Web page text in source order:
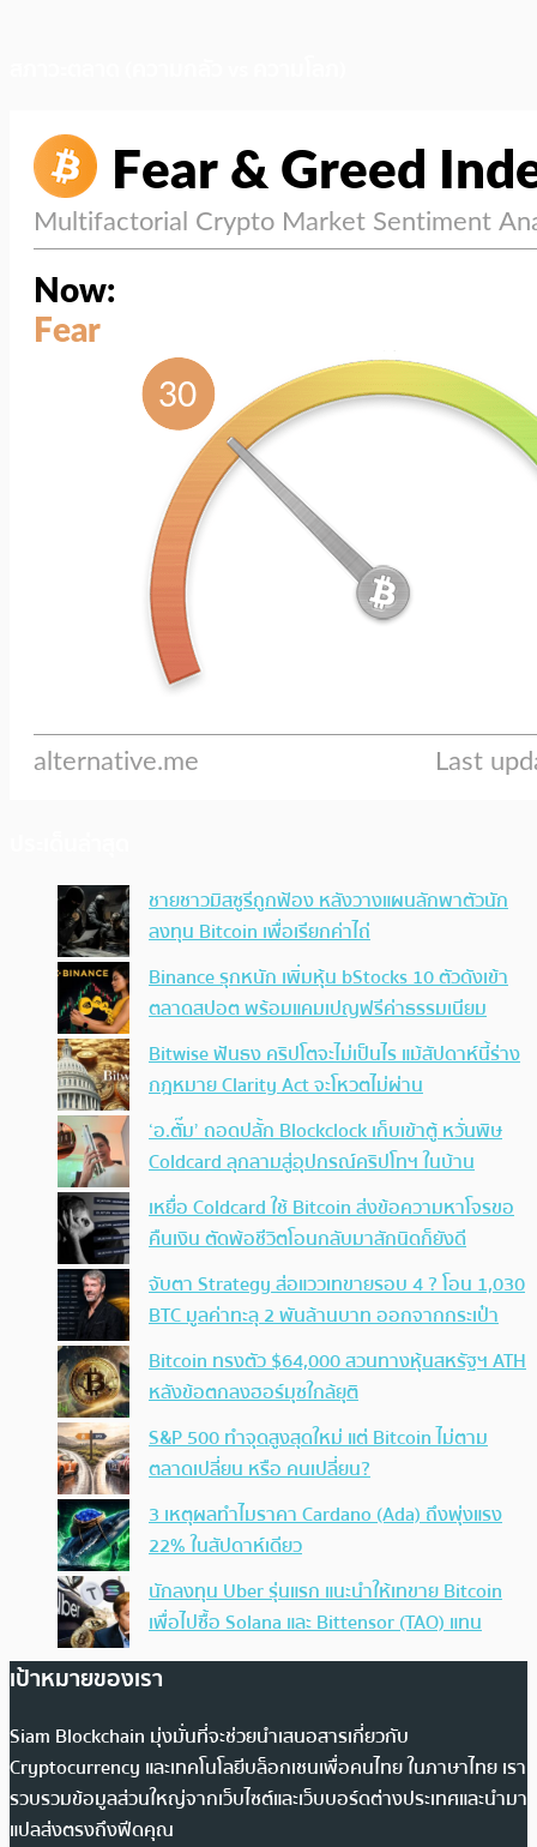
ชายชาวมิสซูรีถูกฟ้อง หลังวางแผนลักพาตัวนัก
ลงทุน Bitcoin เพื่อเรียกค่าไถ่
Binance รุกหนัก เพิ่มหุ้น bStocks 10 ตัวดังเข้า
ตลาดสปอต พร้อมแคมเปญฟรีค่าธรรมเนียม
Bitwise ฟันธง คริปโตจะไม่เป็นไร แม้สัปดาห์นี้ร่าง
กฎหมาย Clarity Act จะโหวตไม่ผ่าน
‘อ.ตั๊ม’ ถอดปลั้ก Blockclock เก็บเข้าตู้ หวั่นพิษ
Coldcard ลุกลามสู่อุปกรณ์คริปโทฯ ในบ้าน
เหยื่อ Coldcard ใช้ Bitcoin ส่งข้อความหาโจรขอ
คืนเงิน ตัดพ้อชีวิตโอนกลับมาสักนิดก็ยังดี
จับตา Strategy ส่อแววเทขายรอบ 4 ? โอน 1,030
BTC มูลค่าทะลุ 2 พันล้านบาท ออกจากกระเป๋า
Bitcoin ทรงตัว $64,000 สวนทางหุ้นสหรัฐฯ ATH
หลังข้อตกลงฮอร์มุซใกล้ยุติ
S&P 500 ทำจุดสูงสุดใหม่ แต่ Bitcoin ไม่ตาม
ตลาดเปลี่ยน หรือ คนเปลี่ยน?
3 เหตุผลทำไมราคา Cardano (Ada) ถึงพุ่งแรง
22% ในสัปดาห์เดียว
นักลงทุน Uber รุ่นแรก แนะนำให้เทขาย Bitcoin
เพื่อไปซื้อ Solana และ Bittensor (TAO) แทน
เป้าหมายของเรา
Siam Blockchain มุ่งมั่นที่จะช่วยนำเสนอสารเกี่ยวกับ
Cryptocurrency และเทคโนโลยีบล็อกเชนเพื่อคนไทย ในภาษาไทย เรา
รวบรวมข้อมูลส่วนใหญ่จากเว็บไซต์และเว็บบอร์ดต่างประเทศและนำมา
แปลส่งตรงถึงฟีดคุณ